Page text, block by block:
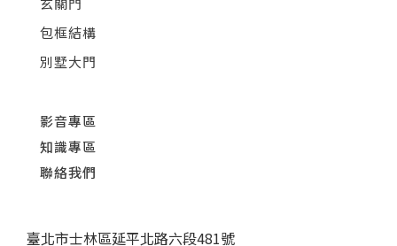
包框結構
別墅大門
影音專區
知識專區
聯絡我們
臺北市士林區延平北路六段481號